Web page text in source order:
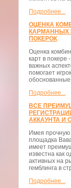
Подробнее...
ОЦЕНКА
КАРМАННЫХ
ПОКЕРОК
Оценка
карт в покере
важных
помогает
Подробнее...
ВСЕ
АККАУНТА И
Имея
площадка
имеет
известна как
активных на
гемблинга в
Подробнее...